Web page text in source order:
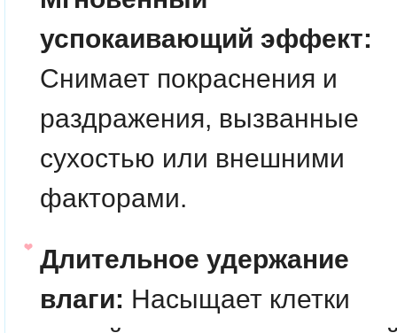
успокаивающий эффект:
Снимает покраснения и
раздражения, вызванные
сухостью или внешними
факторами.
Длительное удержание
влаги: Насыщает клетки